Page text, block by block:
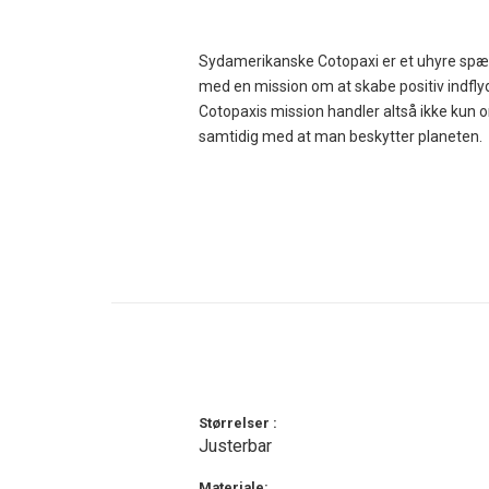
Sydamerikanske Cotopaxi er et uhyre
med en mission om at skabe positiv
Cotopaxis mission handler altså ikke
samtidig med at man beskytter planeten.
Mærkets navn stammer fra Cotopaxi-
Størrelser :
Justerbar